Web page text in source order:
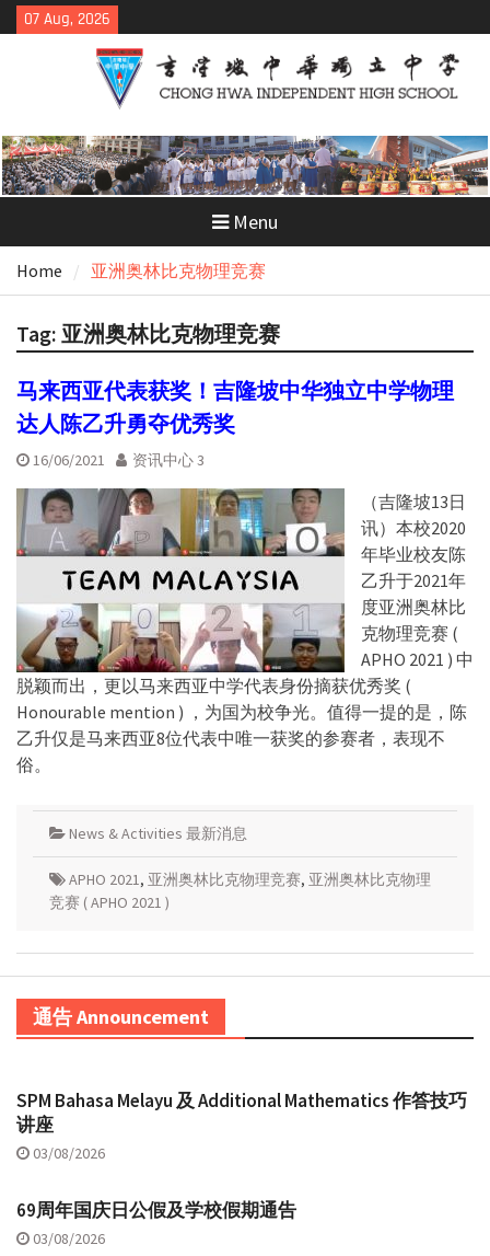
Skip
to
07 Aug, 2026
Menu
Home 亚洲奥林比克物理竞赛
Tag: 亚洲奥林比克物理竞赛
马来西亚代表获奖！吉隆坡中华独立中学物理
达人陈乙升勇夺优秀奖
16/06/2021 资讯中心 3
（吉隆坡13日
讯）本校2020
年毕业校友陈
乙升于2021年
度亚洲奥林比
克物理竞赛 (
APHO 2021 ) 中
脱颖而出，更以马来西亚中学代表身份摘获优秀奖 (
Honourable mention ) ，为国为校争光。值得一提的是，陈
乙升仅是马来西亚8位代表中唯一获奖的参赛者，表现不
俗。
News & Activities 最新消息
APHO 2021 , 亚洲奥林比克物理竞赛, 亚洲奥林比克物理
竞赛 ( APHO 2021 )
通告 Announcement
SPM Bahasa Melayu 及 Additional Mathematics 作答技巧
讲座
03/08/2026
69周年国庆日公假及学校假期通告
03/08/2026